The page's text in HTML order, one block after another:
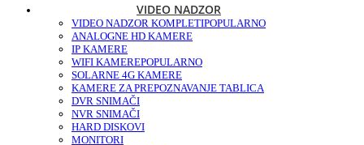
VIDEO NADZOR
VIDEO NADZOR KOMPLETIPOPULARNO
ANALOGNE HD KAMERE
IP KAMERE
WIFI KAMEREPOPULARNO
SOLARNE 4G KAMERE
KAMERE ZA PREPOZNAVANJE TABLICA
DVR SNIMAČI
NVR SNIMAČI
HARD DISKOVI
MONITORI